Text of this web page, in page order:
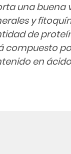
una buena
y
de
compuesto
en